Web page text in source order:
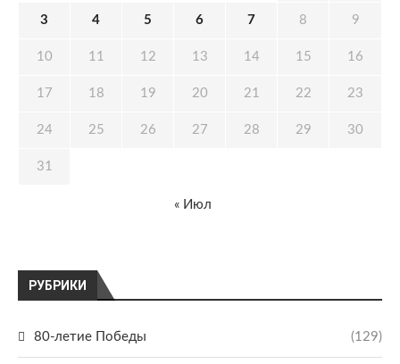
РУБРИКИ
80-летие Победы (129)
3 4 5 6 7 8 9
10 11 12 13 14 15 16
17 18 19 20 21 22 23
24 25 26 27 28 29 30
31
« Июл